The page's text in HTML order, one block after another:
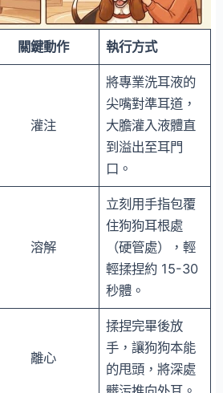
關鍵動作 執行方式
灌注
將專業洗耳液的
尖嘴對準耳道，
大膽灌入液體直
到溢出至耳門
口。
溶解
立刻用手指包覆
住狗狗耳根處
（硬管處），輕
輕揉捏約 15-30
秒體。
離心
揉捏完畢後放
手，讓狗狗本能
的甩頭，將深處